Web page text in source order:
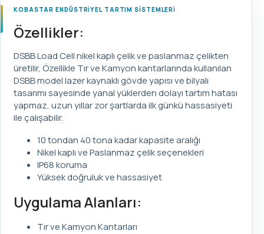
KOBASTAR ENDÜSTRİYEL TARTIM SİSTEMLERİ
Özellikler:
DSBB Load Cell nikel kaplı çelik ve paslanmaz çelikten
üretilir, Özellikle Tır ve Kamyon kantarlarında kullanılan
DSBB model lazer kaynaklı gövde yapısı ve bilyalı
tasarımı sayesinde yanal yüklerden dolayı tartım hatası
yapmaz, uzun yıllar zor şartlarda ilk günkü hassasiyeti
ile çalışabilir.
10 tondan 40 tona kadar kapasite aralığı
Nikel kaplı ve Paslanmaz çelik seçenekleri
IP68 koruma
Yüksek doğruluk ve hassasiyet
Uygulama Alanları:
Tır ve Kamyon Kantarları